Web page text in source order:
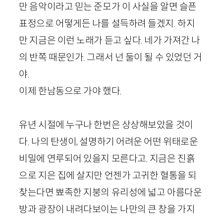
만 음악이라고 믿는 준모가 이 사실을 알면 슬픈
표정으로 어떻게든 나를 설득하려 들겠지. 하지
만 지금은 이런 노래가 듣고 싶다. 네가 가져간 나
의 반쪽 때문인가. 그래서 넌 둘이 될 수 있었던 거
야.
이제 한남동으로 가야 했다.
유년 시절에 누구나 한번은 상상해보았을 것이
다. 나의 탄생이, 설명하기 어려운 어떤 위태로운
비밀에 연루되어 있을지 모른다고. 지금은 진흙
으로 지은 집에 살지만 언젠가 고귀한 혈통을 되
찾는다면 뾰족한 지붕의 유리성에 넓고 아름다운
방과 광장이 내려다보이는 나만의 큰 창을 가지